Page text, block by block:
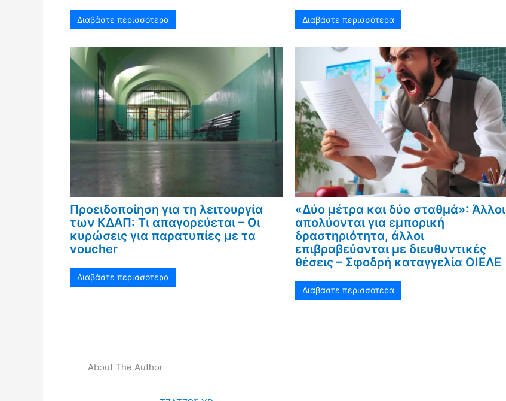
Διαβάστε περισσότερα Διαβάστε περισσότερα
Προειδοποίηση για τη λειτουργία
των ΚΔΑΠ: Τι απαγορεύεται – Οι
κυρώσεις για παρατυπίες με τα
voucher
Διαβάστε περισσότερα
«Δύο μέτρα και δύο σταθμά»: Άλλοι
απολύονται για εμπορική
δραστηριότητα, άλλοι
επιβραβεύονται με διευθυντικές
θέσεις – Σφοδρή καταγγελία ΟΙΕΛΕ
Διαβάστε περισσότερα
About The Author